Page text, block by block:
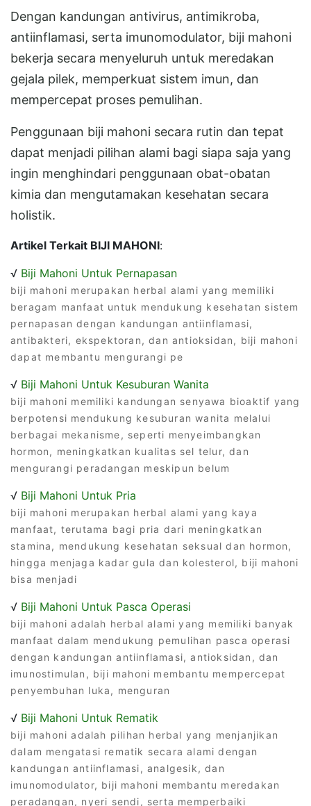
Dengan kandungan antivirus, antimikroba,
antiinflamasi, serta imunomodulator, biji mahoni
bekerja secara menyeluruh untuk meredakan
gejala pilek, memperkuat sistem imun, dan
mempercepat proses pemulihan.
Penggunaan biji mahoni secara rutin dan tepat
dapat menjadi pilihan alami bagi siapa saja yang
ingin menghindari penggunaan obat-obatan
kimia dan mengutamakan kesehatan secara
holistik.
Artikel Terkait BIJI MAHONI:
√ Biji Mahoni Untuk Pernapasan
biji mahoni merupakan herbal alami yang memiliki
beragam manfaat untuk mendukung kesehatan sistem
pernapasan dengan kandungan antiinflamasi,
antibakteri, ekspektoran, dan antioksidan, biji mahoni
dapat membantu mengurangi pe
√ Biji Mahoni Untuk Kesuburan Wanita
biji mahoni memiliki kandungan senyawa bioaktif yang
berpotensi mendukung kesuburan wanita melalui
berbagai mekanisme, seperti menyeimbangkan
hormon, meningkatkan kualitas sel telur, dan
mengurangi peradangan meskipun belum
√ Biji Mahoni Untuk Pria
biji mahoni merupakan herbal alami yang kaya
manfaat, terutama bagi pria dari meningkatkan
stamina, mendukung kesehatan seksual dan hormon,
hingga menjaga kadar gula dan kolesterol, biji mahoni
bisa menjadi
√ Biji Mahoni Untuk Pasca Operasi
biji mahoni adalah herbal alami yang memiliki banyak
manfaat dalam mendukung pemulihan pasca operasi
dengan kandungan antiinflamasi, antioksidan, dan
imunostimulan, biji mahoni membantu mempercepat
penyembuhan luka, menguran
√ Biji Mahoni Untuk Rematik
biji mahoni adalah pilihan herbal yang menjanjikan
dalam mengatasi rematik secara alami dengan
kandungan antiinflamasi, analgesik, dan
imunomodulator, biji mahoni membantu meredakan
peradangan, nyeri sendi, serta memperbaiki